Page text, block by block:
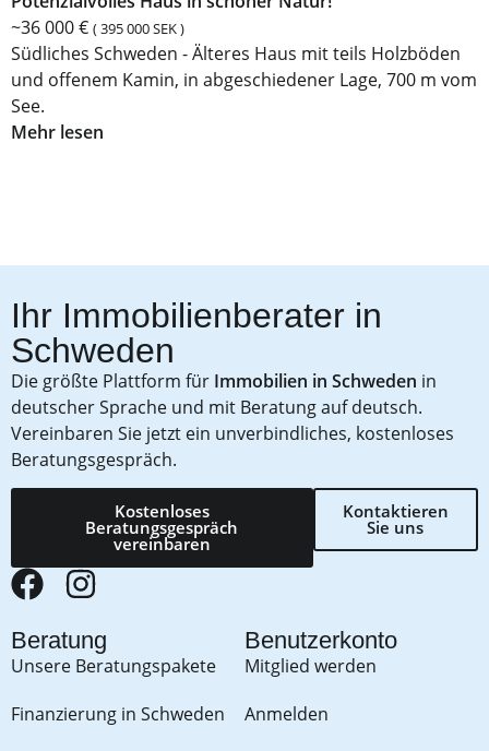
~36 000 € ( 395 000 SEK )
Südliches Schweden - Älteres Haus mit teils Holzböden
und offenem Kamin, in abgeschiedener Lage, 700 m vom
See.
Mehr lesen
Ihr Immobilienberater in
Schweden
Die größte Plattform für Immobilien in Schweden in
deutscher Sprache und mit Beratung auf deutsch.
Vereinbaren Sie jetzt ein unverbindliches, kostenloses
Beratungsgespräch.
Kostenloses
Beratungsgespräch
vereinbaren
Kontaktieren
Sie uns
Beratung
Unsere Beratungspakete
Finanzierung in Schweden
Benutzerkonto
Mitglied werden
Anmelden